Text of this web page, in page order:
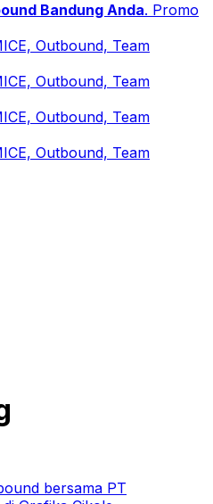
Bandung Anda. Promo